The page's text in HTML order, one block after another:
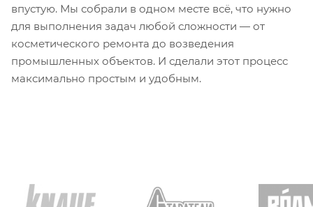
впустую. Мы собрали в одном месте всё, что нужно
для выполнения задач любой сложности — от
косметического ремонта до возведения
промышленных объектов. И сделали этот процесс
максимально простым и удобным.